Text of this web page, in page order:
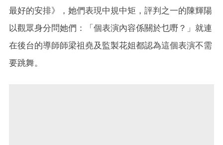
最好的安排》，她們表現中規中矩，評判之一的陳輝陽
以觀眾身分問她們：「個表演內容係關於乜嘢？」就連
在後台的導師師梁祖堯及監製花姐都認為這個表演不需
要跳舞。